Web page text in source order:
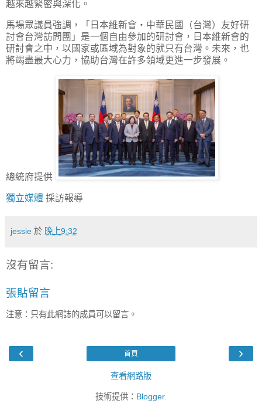
越來越緊密與深化。
馬場眾議員強調，「日本維新會‧中華民國（台灣）友好研
討會台灣訪問團」是一個自由參加的研討會，日本維新會的
研討會之中，以國家或區域為對象的就只有台灣。未來，也
將竭盡最大心力，協助台灣在許多領域更進一步發展。
總統府提供
獨立媒體 採訪報導
jessie 於 晚上9:32
沒有留言:
張貼留言
注意：只有此網誌的成員可以留言。
‹ ›
首頁
查看網路版
技術提供： Blogger.